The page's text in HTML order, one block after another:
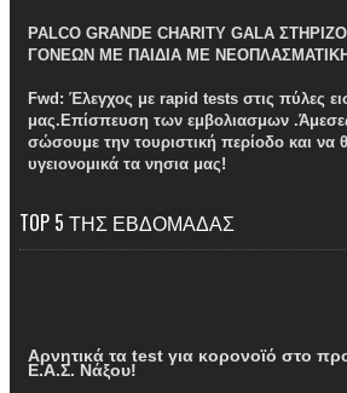
PALCO GRANDE CHARITY GALA
ΓΟΝΕΩΝ ΜΕ ΠΑΙΔΙΑ ΜΕ
Fwd: Έλεγχος με rapid tests στις πύλες
μας.Επίσπευση των εμβολιασμων .Άμεσες
σώσουμε την τουριστική περίοδο και να
υγειονομικά τα νησια μας!
TOP 5 ΤΗΣ ΕΒΔΟΜΑΔΑΣ
Αρνητικά τα test για κορονοϊό στο
Ε.Α.Σ. Νάξου!